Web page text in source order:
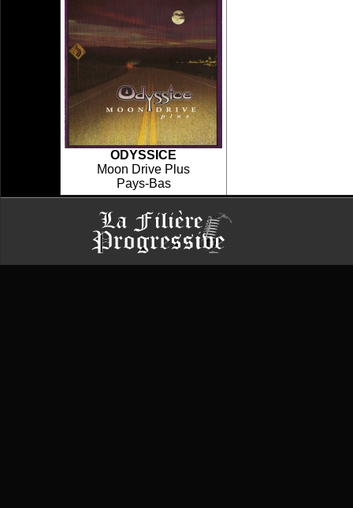
ODYSSICE
Moon Drive Plus
Pays-Bas